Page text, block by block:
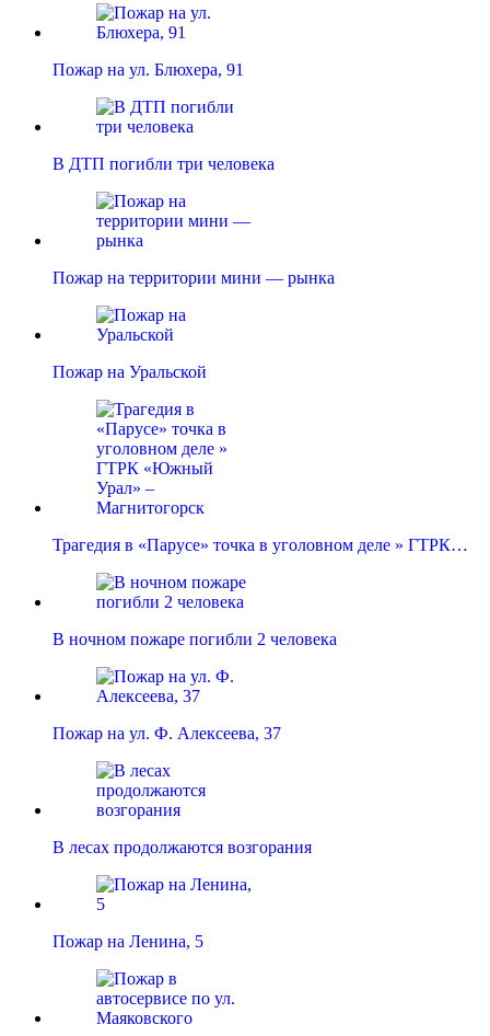
Пожар на ул. Блюхера, 91
В ДТП погибли три человека
Пожар на территории мини — рынка
Пожар на Уральской
Трагедия в «Парусе» точка в уголовном деле » ГТРК…
В ночном пожаре погибли 2 человека
Пожар на ул. Ф. Алексеева, 37
В лесах продолжаются возгорания
Пожар на Ленина, 5